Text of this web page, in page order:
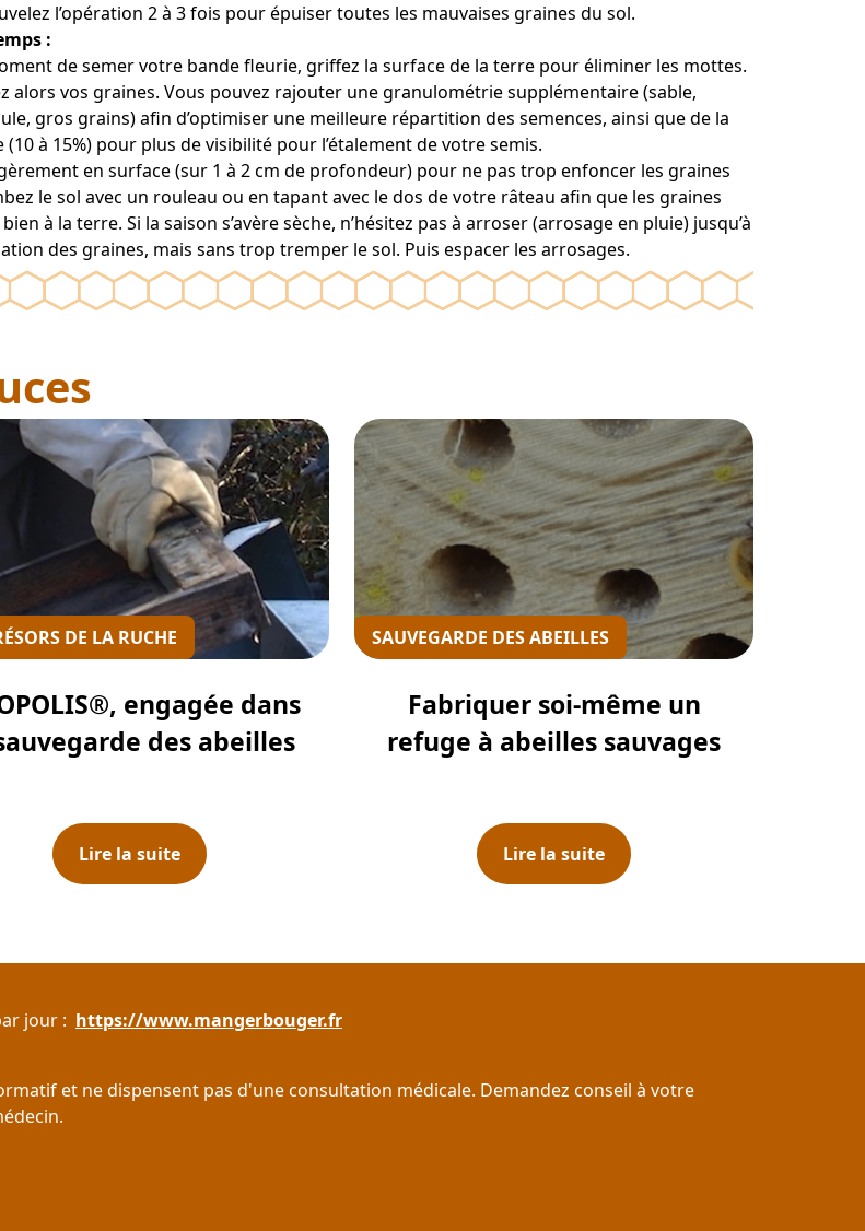
l’opération 2 à 3 fois pour épuiser toutes les mauvaises graines du sol.
:
de semer votre bande fleurie, griffez la surface de la terre pour éliminer les mottes.
alors vos graines. Vous pouvez rajouter une granulométrie supplémentaire (sable,
gros grains) afin d’optimiser une meilleure répartition des semences, ainsi que de la
(10 à 15%) pour plus de visibilité pour l’étalement de votre semis.
en surface (sur 1 à 2 cm de profondeur) pour ne pas trop enfoncer les graines
le sol avec un rouleau ou en tapant avec le dos de votre râteau afin que les graines
à la terre. Si la saison s’avère sèche, n’hésitez pas à arroser (arrosage en pluie) jusqu’à
des graines, mais sans trop tremper le sol. Puis espacer les arrosages.
DE LA RUCHE
engagée dans
des abeilles
Lire la suite
SAUVEGARDE DES ABEILLES
Fabriquer soi-même un
refuge à abeilles sauvages
Lire la suite
jour : https://www.mangerbouger.fr
et ne dispensent pas d'une consultation médicale. Demandez conseil à votre